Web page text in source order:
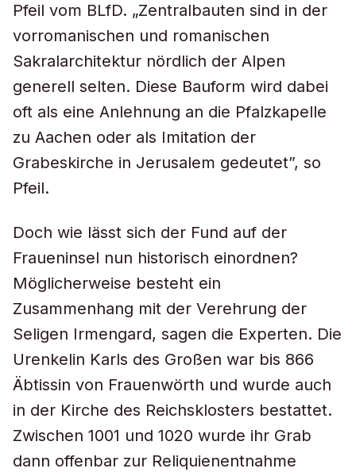
Pfeil vom BLfD. „Zentralbauten sind in der
vorromanischen und romanischen
Sakralarchitektur nördlich der Alpen
generell selten. Diese Bauform wird dabei
oft als eine Anlehnung an die Pfalzkapelle
zu Aachen oder als Imitation der
Grabeskirche in Jerusalem gedeutet”, so
Pfeil.
Doch wie lässt sich der Fund auf der
Fraueninsel nun historisch einordnen?
Möglicherweise besteht ein
Zusammenhang mit der Verehrung der
Seligen Irmengard, sagen die Experten. Die
Urenkelin Karls des Großen war bis 866
Äbtissin von Frauenwörth und wurde auch
in der Kirche des Reichsklosters bestattet.
Zwischen 1001 und 1020 wurde ihr Grab
dann offenbar zur Reliquienentnahme